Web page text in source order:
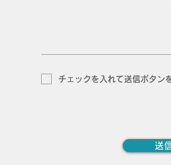
チェックを入れて送信ボタン
送